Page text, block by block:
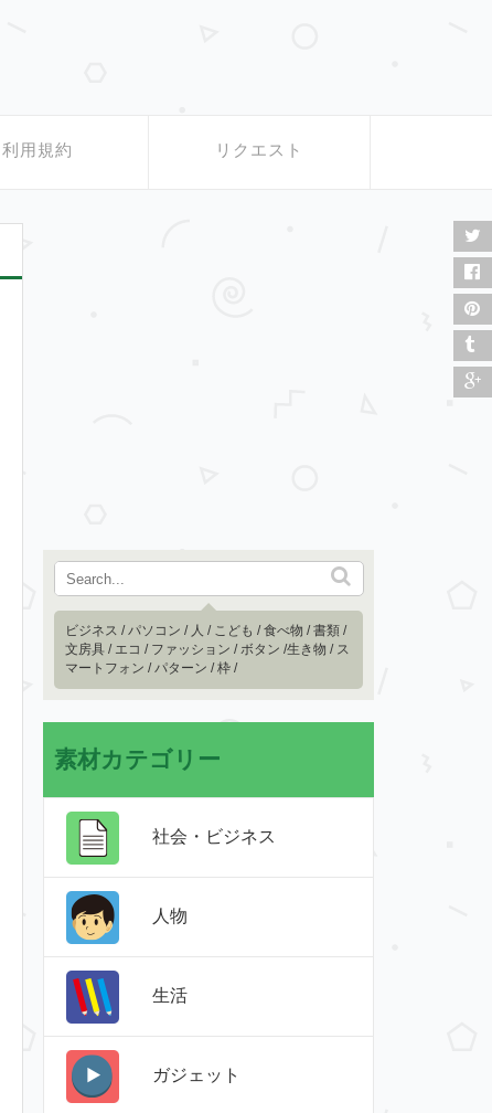
利用規約 リクエスト
ビジネス /パソコン / 人 / こども /食べ物 /書類 /
文房具 / エコ / ファッション /ボタン /生き物 / ス
マートフォン /パターン /枠 /
素材カテゴリー
社会・ビジネス
人物
生活
ガジェット